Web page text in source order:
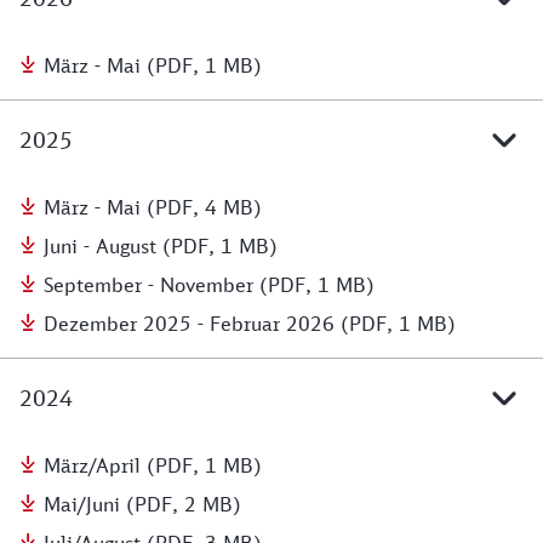
März - Mai (PDF, 1 MB)
2025
März - Mai (PDF, 4 MB)
Juni - August (PDF, 1 MB)
September - November (PDF, 1 MB)
Dezember 2025 - Februar 2026 (PDF, 1 MB)
2024
März/April (PDF, 1 MB)
Mai/Juni (PDF, 2 MB)